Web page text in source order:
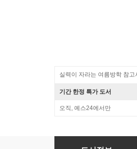
실력이 자라는 여름방학 참고
기간 한정 특가 도서
오직, 예스24에서만
기적의 초등 영문법